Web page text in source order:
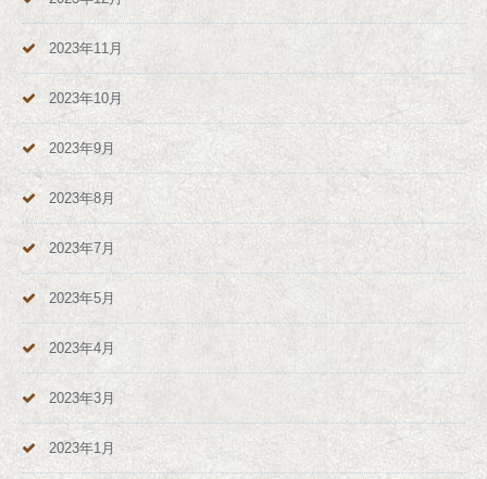
2023年11月
2023年10月
2023年9月
2023年8月
2023年7月
2023年5月
2023年4月
2023年3月
2023年1月